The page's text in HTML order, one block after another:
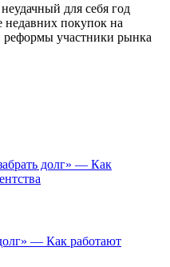
для себя год
недавних покупок на
реформы участники рынка
— Как работают